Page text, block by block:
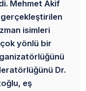
Mehmet Akif
isimleri
yönlü bir
Dr.
eş